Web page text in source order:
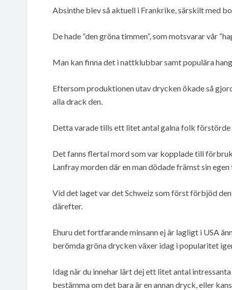
Absinthe blev så aktuell i Frankrike, särskilt med
De hade “den gröna timmen”, som motsvarar vår
Man kan finna det i nattklubbar samt populära
Eftersom produktionen utav drycken ökade så
alla drack den.
Detta varade tills ett litet antal galna folk förstörde
Det fanns flertal mord som var kopplade till
Lanfray morden där en man dödade främst sin
Vid det laget var det Schweiz som först förbjöd
därefter.
Ehuru det fortfarande minsann ej är lagligt i USA
berömda gröna drycken växer idag i popularitet
Idag när du innehar lärt dej ett litet antal
bestämma om det bara är en annan dryck, eller